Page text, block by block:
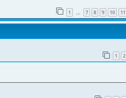
1 … 7 8 9 10 11
1 2